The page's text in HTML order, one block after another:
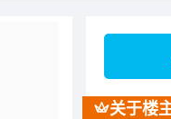
关于楼